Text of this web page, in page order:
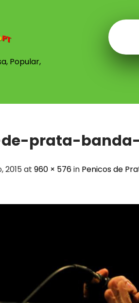
Popular,
prata-
2015 at 960 × 576in Penicos de